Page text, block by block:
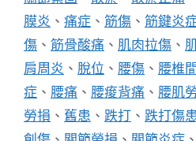
膜炎 、 痛症 、 筋傷 、 筋鍵炎
傷 、 筋骨酸痛 、 肌肉拉傷 、
肩周炎 、 脫位 、 腰傷 、 腰椎
症 、 腰痛 、 腰痠背痛 、 腰肌
勞損 、 舊患 、 跌打 、 跌打傷